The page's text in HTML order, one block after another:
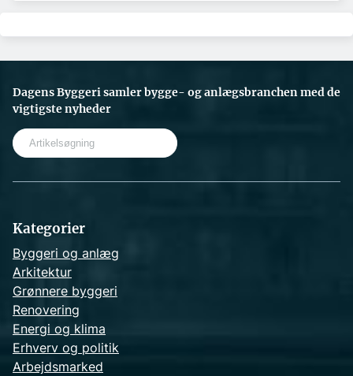
Dagens Byggeri samler bygge- og anlægsbranchen med de
vigtigste nyheder
Kategorier
Byggeri og anlæg
Arkitektur
Grønnere byggeri
Renovering
Energi og klima
Erhverv og politik
Arbejdsmarked